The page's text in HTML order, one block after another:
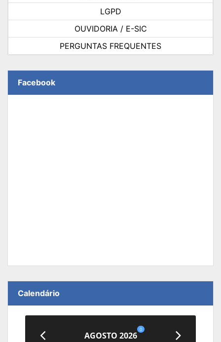
LGPD
OUVIDORIA / E-SIC
PERGUNTAS FREQUENTES
Facebook
Calendário
AGOSTO 2026
0